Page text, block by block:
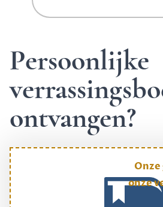
Persoonlijke
ontvangen?
onze